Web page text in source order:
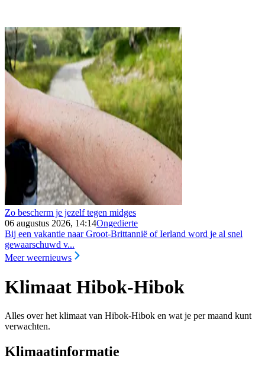
Zo bescherm je jezelf tegen midges
06 augustus 2026, 14:14Ongedierte
Bij een vakantie naar Groot-Brittannië of Ierland word je al snel
gewaarschuwd v...
Meer weernieuws
Klimaat Hibok-Hibok
Alles over het klimaat van Hibok-Hibok en wat je per maand kunt
verwachten.
Klimaatinformatie